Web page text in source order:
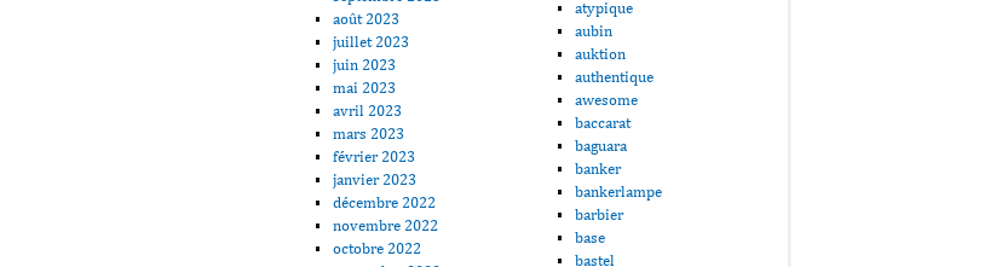
août 2023
juillet 2023
juin 2023
mai 2023
avril 2023
mars 2023
février 2023
janvier 2023
décembre 2022
novembre 2022
octobre 2022
atypique
aubin
auktion
authentique
awesome
baccarat
baguara
banker
bankerlampe
barbier
base
bastel